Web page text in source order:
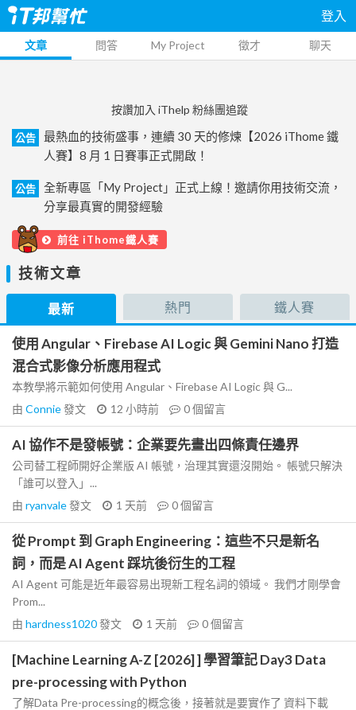
登入
文章 問答 My Project 徵才 聊天
按讚加入 iThelp 粉絲團追蹤
公告
最熱血的技術盛事，連續 30 天的修煉【2026 iThome 鐵
人賽】8 月 1 日賽事正式開啟！
公告
全新專區「My Project」正式上線！邀請你用技術交流，
分享最真實的開發經驗
前往 iThome鐵人賽
技術文章
最新 熱門 鐵人賽
使用 Angular、Firebase AI Logic 與 Gemini Nano 打造
混合式影像分析應用程式
本教學將示範如何使用 Angular、Firebase AI Logic 與 G...
由 Connie發文 12 小時前 0個留言
AI 協作不是發帳號：企業要先畫出四條責任邊界
公司替工程師開好企業版 AI 帳號，治理其實還沒開始。 帳號只解決
「誰可以登入」...
由 ryanvale發文 1 天前 0個留言
從 Prompt 到 Graph Engineering：這些不只是新名
詞，而是 AI Agent 踩坑後衍生的工程
AI Agent 可能是近年最容易出現新工程名詞的領域。 我們才剛學會
Prom...
由 hardness1020發文 1 天前 0個留言
[Machine Learning A-Z [2026] ] 學習筆記 Day3 Data
pre-processing with Python
了解Data Pre-processing的概念後，接著就是要實作了 資料下載